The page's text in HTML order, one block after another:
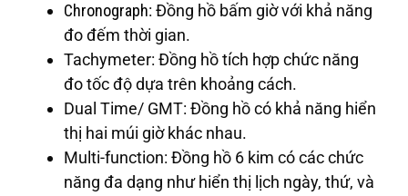
Chronograph: Đồng hồ bấm giờ với khả năng
đo đếm thời gian.
Tachymeter: Đồng hồ tích hợp chức năng
đo tốc độ dựa trên khoảng cách.
Dual Time/ GMT: Đồng hồ có khả năng hiển
thị hai múi giờ khác nhau.
Multi-function: Đồng hồ 6 kim có các chức
năng đa dạng như hiển thị lịch ngày, thứ, và